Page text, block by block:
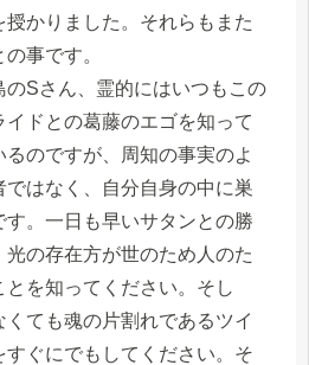
かりました。それらもまた
事です。
のSさん、霊的にはいつもこの
ドとの葛藤のエゴを知って
のですが、周知の事実のよ
ではなく、自分自身の中に巣
。一日も早いサタンとの勝
の存在方が世のため人のた
を知ってください。そし
ても魂の片割れであるツイ
すぐにでもしてください。そ